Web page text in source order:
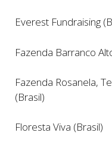
Everest Fundraising
Fazenda Barranco
Fazenda Rosanela,
(Brasil)
Floresta Viva (Brasil)